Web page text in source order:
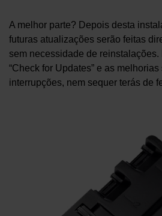
A melhor parte? Depois desta
futuras atualizações serão feitas
sem necessidade de
“Check for Updates” e as
interrupções, nem sequer terás de